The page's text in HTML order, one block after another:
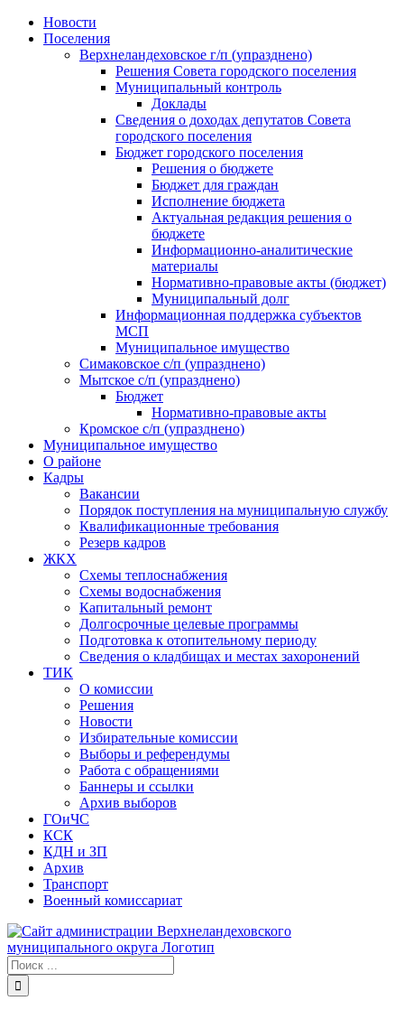
Skip
Новости
Поселения
Верхнеландеховское г/п (упразднено)
Решения Совета городского поселения
Муниципальный контроль
Доклады
Сведения о доходах депутатов Совета
городского поселения
Бюджет городского поселения
Решения о бюджете
Бюджет для граждан
Исполнение бюджета
Актуальная редакция решения о
бюджете
Информационно-аналитические
материалы
Нормативно-правовые акты (бюджет)
Муниципальный долг
Информационная поддержка субъектов
МСП
Муниципальное имущество
Симаковское с/п (упразднено)
Мытское с/п (упразднено)
Бюджет
Нормативно-правовые акты
Кромское с/п (упразднено)
Муниципальное имущество
О районе
Кадры
Вакансии
Порядок поступления на муниципальную службу
Квалификационные требования
Резерв кадров
ЖКХ
Схемы теплоснабжения
Схемы водоснабжения
Капитальный ремонт
Долгосрочные целевые программы
Подготовка к отопительному периоду
Сведения о кладбищах и местах захоронений
ТИК
О комиссии
Решения
Новости
Избирательные комиссии
Выборы и референдумы
Работа с обращениями
Баннеры и ссылки
Архив выборов
ГОиЧС
КСК
КДН и ЗП
Архив
Транспорт
Военный комиссариат
Результат
поиска: